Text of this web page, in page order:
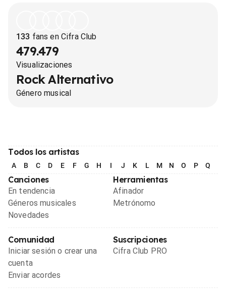
133 fans en Cifra Club
479.479
Visualizaciones
Rock Alternativo
Género musical
Todos los artistas
A B C D E F G H I J K L M N O P Q
Canciones
En tendencia
Géneros musicales
Novedades
Herramientas
Afinador
Metrónomo
Comunidad
Iniciar sesión o crear una
cuenta
Enviar acordes
Suscripciones
Cifra Club PRO